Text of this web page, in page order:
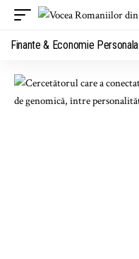
Finante & Economie Personala